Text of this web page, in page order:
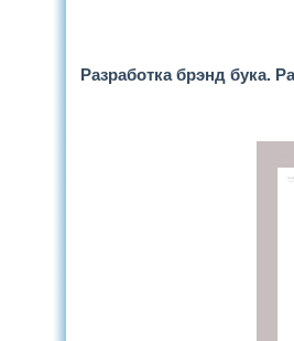
Разработка брэнд бука.